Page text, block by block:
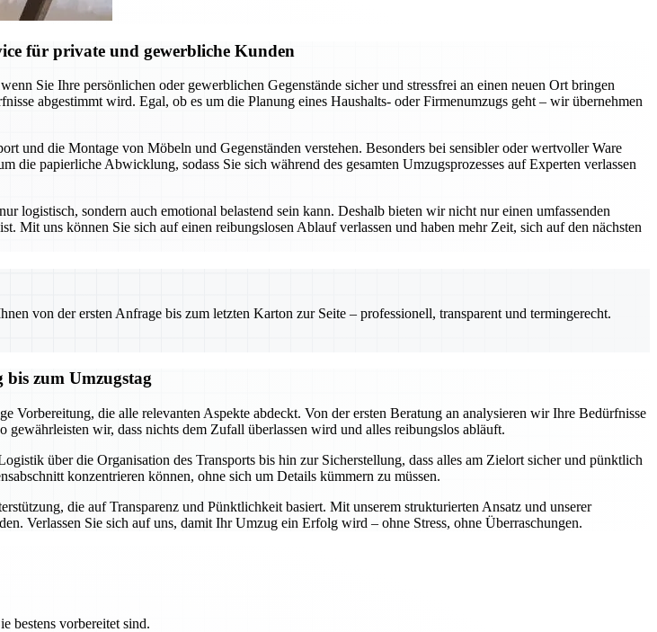
für private und gewerbliche Kunden
Sie Ihre persönlichen oder gewerblichen Gegenstände sicher und stressfrei an einen neuen Ort bringen
abgestimmt wird. Egal, ob es um die Planung eines Haushalts- oder Firmenumzugs geht – wir übernehmen
und die Montage von Möbeln und Gegenständen verstehen. Besonders bei sensibler oder wertvoller Ware
papierliche Abwicklung, sodass Sie sich während des gesamten Umzugsprozesses auf Experten verlassen
logistisch, sondern auch emotional belastend sein kann. Deshalb bieten wir nicht nur einen umfassenden
Mit uns können Sie sich auf einen reibungslosen Ablauf verlassen und haben mehr Zeit, sich auf den nächsten
von der ersten Anfrage bis zum letzten Karton zur Seite – professionell, transparent und termingerecht.
zum Umzugstag
die alle relevanten Aspekte abdeckt. Von der ersten Beratung an analysieren wir Ihre Bedürfnisse
wir, dass nichts dem Zufall überlassen wird und alles reibungslos abläuft.
über die Organisation des Transports bis hin zur Sicherstellung, dass alles am Zielort sicher und pünktlich
konzentrieren können, ohne sich um Details kümmern zu müssen.
die auf Transparenz und Pünktlichkeit basiert. Mit unserem strukturierten Ansatz und unserer
Verlassen Sie sich auf uns, damit Ihr Umzug ein Erfolg wird – ohne Stress, ohne Überraschungen.
bestens vorbereitet sind.